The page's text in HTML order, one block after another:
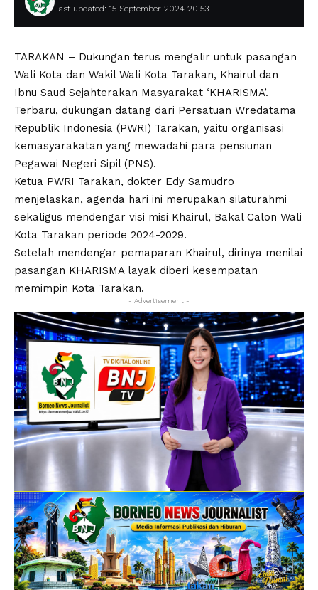
Last updated: 15 September 2024 20:53
TARAKAN – Dukungan terus mengalir untuk pasangan
Wali Kota dan Wakil Wali Kota Tarakan, Khairul dan
Ibnu Saud Sejahterakan Masyarakat ‘KHARISMA’.
Terbaru, dukungan datang dari Persatuan Wredatama
Republik Indonesia (PWRI) Tarakan, yaitu organisasi
kemasyarakatan yang mewadahi para pensiunan
Pegawai Negeri Sipil (PNS).
Ketua PWRI Tarakan, dokter Edy Samudro
menjelaskan, agenda hari ini merupakan silaturahmi
sekaligus mendengar visi misi Khairul, Bakal Calon Wali
Kota Tarakan periode 2024-2029.
Setelah mendengar pemaparan Khairul, dirinya menilai
pasangan KHARISMA layak diberi kesempatan
memimpin Kota Tarakan.
- Advertisement -